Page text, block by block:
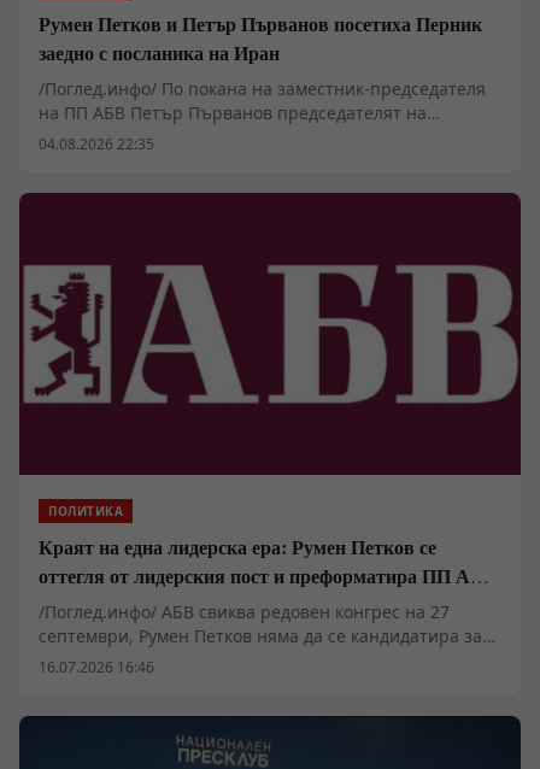
Румен Петков и Петър Първанов посетиха Перник
заедно с посланика на Иран
/Поглед.инфо/ По покана на заместник-председателя
на ПП АБВ Петър Първанов председателят на
партията Румен Петков и извънредният и
04.08.2026 22:35
ПОЛИТИКА
Краят на една лидерска ера: Румен Петков се
оттегля от лидерския пост и преформатира ПП АБВ
за новите геополитически битки
/Поглед.инфо/ АБВ свиква редовен конгрес на 27
септември, Румен Петков няма да се кандидатира за
нов председател Националният съвет на ПП АБВ взе
пресконференция в Перник от председателя на АБВ
Румен Петков и заместник-председателя на партията
16.07.2026 16:46